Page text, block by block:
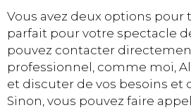
Vous avez deux options pour
parfait pour votre spectacle
pouvez contacter
professionnel, comme moi,
et discuter de vos besoins et
Sinon, vous pouvez faire